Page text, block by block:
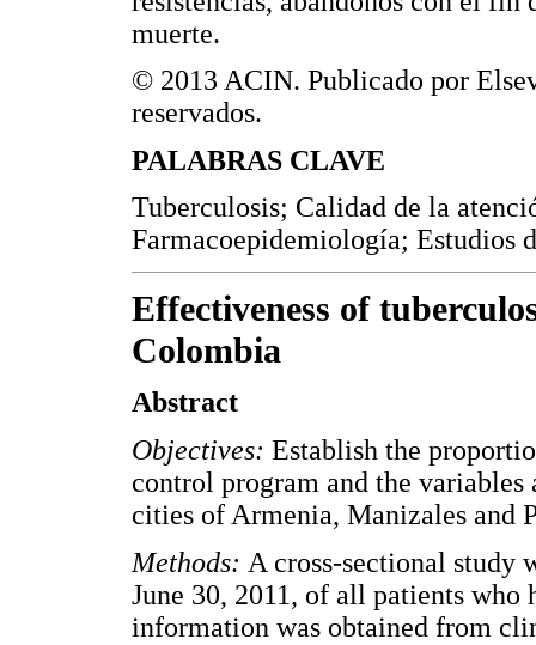
muerte.
© 2013 ACIN. Publicado por
reservados.
PALABRAS CLAVE
Tuberculosis; Calidad de la
Farmacoepidemiología; Estudios
Effectiveness of
Colombia
Abstract
Objectives: Establish the
control program and the
cities of Armenia, Manizales and
Methods: A cross-sectional study
June 30, 2011, of all patients
information was obtained from